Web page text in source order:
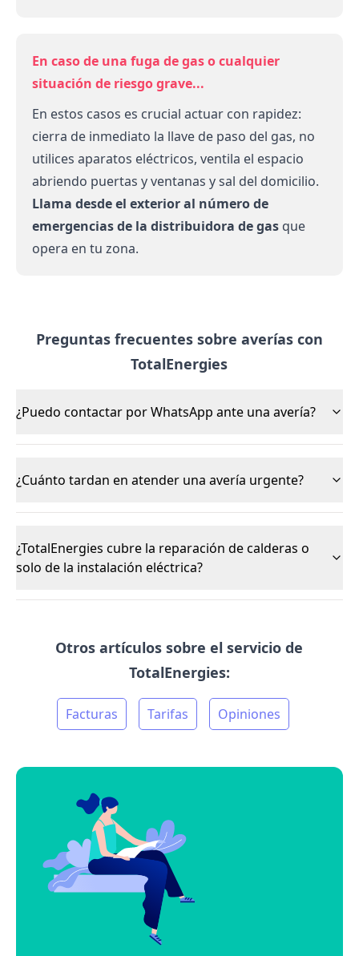
En caso de una fuga de gas o cualquier
situación de riesgo grave...
En estos casos es crucial actuar con rapidez:
cierra de inmediato la llave de paso del gas, no
utilices aparatos eléctricos, ventila el espacio
abriendo puertas y ventanas y sal del domicilio.
Llama desde el exterior al número de
emergencias de la distribuidora de gas que
opera en tu zona.
Preguntas frecuentes sobre averías con
TotalEnergies
¿Puedo contactar por WhatsApp ante una avería?
¿Cuánto tardan en atender una avería urgente?
¿TotalEnergies cubre la reparación de calderas o
solo de la instalación eléctrica?
Otros artículos sobre el servicio de
TotalEnergies:
Facturas Tarifas Opiniones